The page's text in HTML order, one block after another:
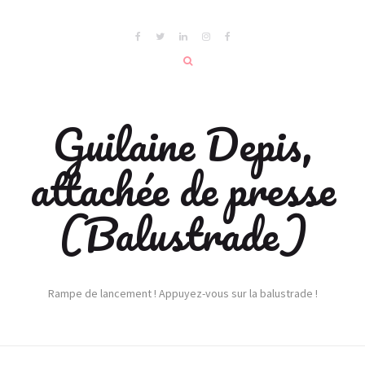
Guilaine Depis,
attachée de presse
(Balustrade)
Rampe de lancement ! Appuyez-vous sur la balustrade !